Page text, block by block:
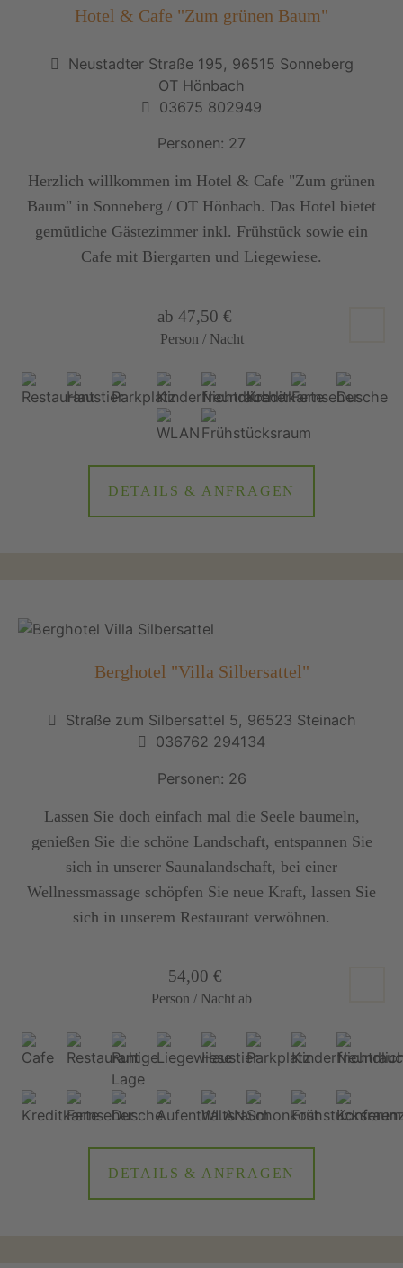
Hotel & Cafe "Zum grünen Baum"
Neustadter Straße 195, 96515 Sonneberg
OT Hönbach
03675 802949
Personen: 27
Herzlich willkommen im Hotel & Cafe "Zum grünen
Baum" in Sonneberg / OT Hönbach. Das Hotel bietet
gemütliche Gästezimmer inkl. Frühstück sowie ein
Cafe mit Biergarten und Liegewiese.
ab 47,50 €
Person / Nacht
DETAILS & ANFRAGEN
Berghotel "Villa Silbersattel"
Straße zum Silbersattel 5, 96523 Steinach
036762 294134
Personen: 26
Lassen Sie doch einfach mal die Seele baumeln,
genießen Sie die schöne Landschaft, entspannen Sie
sich in unserer Saunalandschaft, bei einer
Wellnessmassage schöpfen Sie neue Kraft, lassen Sie
sich in unserem Restaurant verwöhnen.
54,00 €
Person / Nacht ab
DETAILS & ANFRAGEN